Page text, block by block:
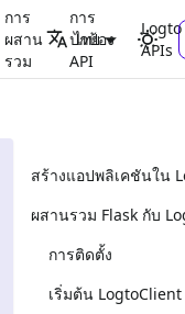
การ
ผสาน
รวม
การ
ปกป้อง
API
Logto
APIs
ไทย
สร้างแอปพลิเคชันใน
ผสานรวม Flask กับ
การติดตั้ง
เริ่มต้น LogtoClient